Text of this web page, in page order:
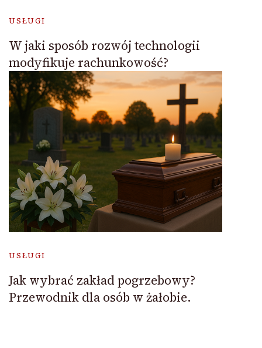
USŁUGI
W jaki sposób rozwój technologii
modyfikuje rachunkowość?
USŁUGI
Jak wybrać zakład pogrzebowy?
Przewodnik dla osób w żałobie.